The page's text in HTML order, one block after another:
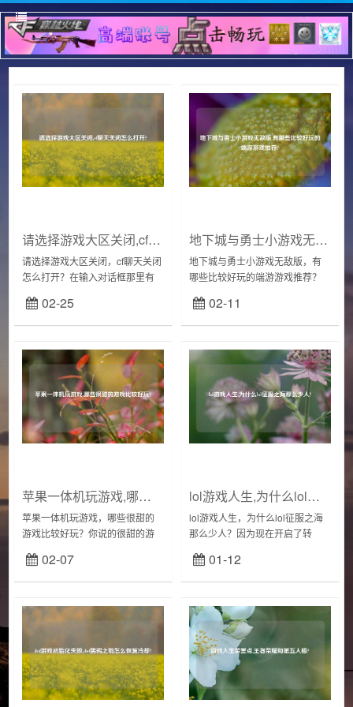
请选择游戏大区关闭,cf聊天关闭怎么打开?
请选择游戏大区关闭，cf聊天关闭
怎么打开？在输入对话框那里有
框打开就可以了。你直接在游戏
里（必须进入游戏地图）,见左下
02-25
地下城与勇士小游戏无敌版,有哪些比较好玩的端游游戏推荐?
地下城与勇士小游戏无敌版，有
哪些比较好玩的端游游戏推荐？
络游戏。端游这个概念一般在
2005年到2012年之间，被谈及的
02-11
苹果一体机玩游戏,哪些很甜的游戏比较好玩?
苹果一体机玩游戏，哪些很甜的
游戏比较好玩？你说的很甜的游
嘛，我可以给你介绍我在偷星猫
上下载过的游戏。恋与制作人，
02-07
lol游戏人生,为什么lol征服之海那么少人?
lol游戏人生，为什么lol征服之海
那么少人？因为现在开启了转
现在不仅是LOL的征服之海人变少
了，除了艾欧尼亚之外，其他的
01-12